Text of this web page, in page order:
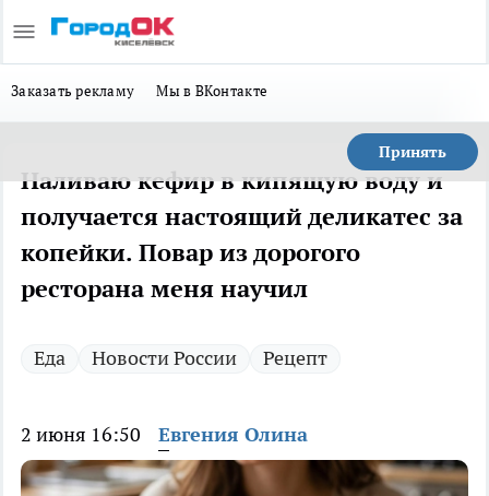
Заказать рекламу Мы в ВКонтакте
Принять
Наливаю кефир в кипящую воду и
получается настоящий деликатес за
копейки. Повар из дорогого
ресторана меня научил
Еда Новости России Рецепт
2 июня 16:50 Евгения Олина